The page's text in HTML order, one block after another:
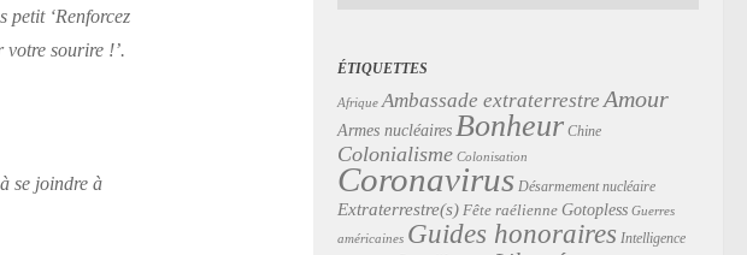
petit ‘Renforcez
votre sourire !’.
se joindre à
ÉTIQUETTES
Afrique Ambassade extraterrestre Amour
Armes nucléaires Bonheur Chine
Colonialisme Colonisation
Coronavirus Désarmement nucléaire
Extraterrestre(s) Fête raélienne Gotopless Guerres
américaines Guides honoraires Intelligence